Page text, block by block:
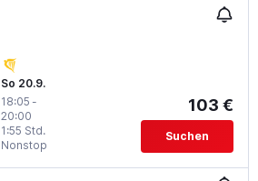
So 20.9.
18:05 -
20:00
Nonstop
1:55 Std.
103 €
Suchen